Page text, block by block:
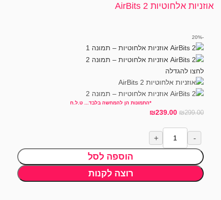
אוזניות אלחוטיות AirBits 2
-20%
לחצו להגדלה
*התמונות הן להמחשה בלבד... ט.ל.ח
₪299.00
₪239.00
הוספה לסל
רוצה לקנות